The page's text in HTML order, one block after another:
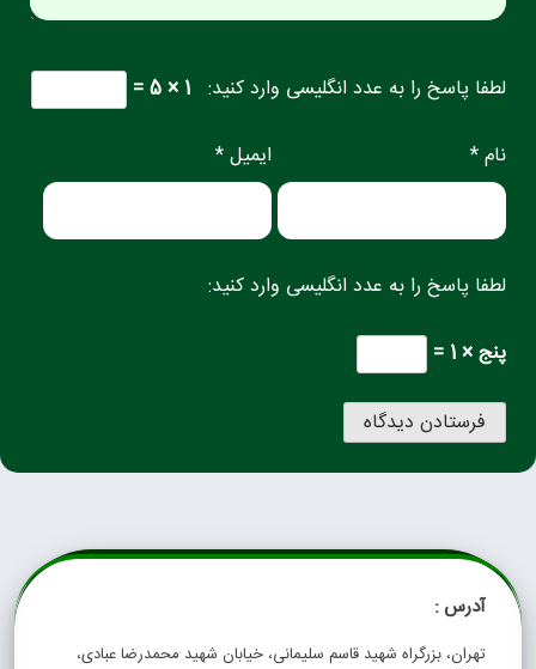
لطفا پاسخ را به عدد انگلیسی وارد کنید: 1 × 5 =
نام * ایمیل *
لطفا پاسخ را به عدد انگلیسی وارد کنید:
پنج × 1 =
آدرس :
تهران، بزرگراه شهید قاسم سلیمانی، خیابان شهید محمدرضا عبادی،